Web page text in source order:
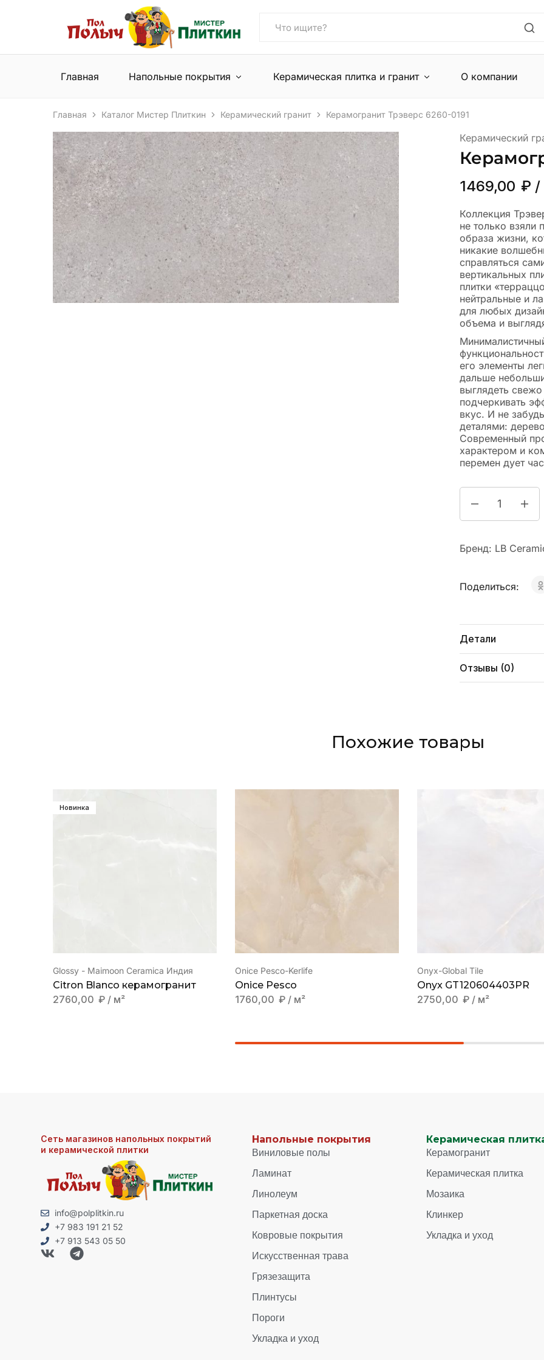
Пол
Полыч
Плиткин
Сеть
магазинов
и
керамической
Главная Напольные покрытия Керамическая плитка и гранит О компании
Главная Каталог Мистер Плиткин Керамический гранит Керамогранит Трэверс 6260-0191
Керамический
1469,00 ₽ /
Коллекция
не только взяли
образа жизни,
никакие
справляться
вертикальных
плитки
нейтральные и
для любых
объема и
его элементы
дальше
выглядеть
подчеркивать
вкус. И не
деталями:
Современный
характером и
перемен дует
Бренд: LB
Поделиться:
Детали
Отзывы (0)
Похожие товары
Новинка
Glossy - Maimoon Ceramica Индия
Citron Blanco керамогранит
2760,00 ₽ / м²
Onice Pesco-Kerlife
Onice Pesco
1760,00 ₽ / м²
Onyx-Global Tile
Onyx GT120604403PR
2750,00 ₽ / м²
Сеть магазинов напольных покрытий
и керамической плитки
info@polplitkin.ru
+7 983 191 21 52
+7 913 543 05 50
Напольные покрытия
Виниловые полы
Ламинат
Линолеум
Паркетная доска
Ковровые покрытия
Искусственная трава
Грязезащита
Плинтусы
Пороги
Укладка и уход
Керамическая
Керамогранит
Керамическая плитка
Мозаика
Клинкер
Укладка и уход